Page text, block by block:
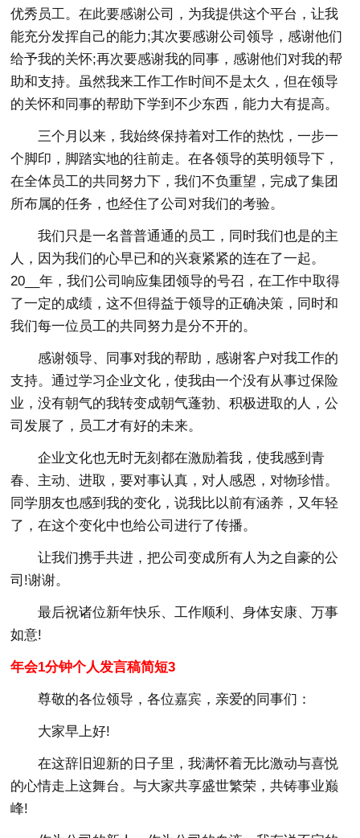
优秀员工。在此要感谢公司，为我提供这个平台，让我
能充分发挥自己的能力;其次要感谢公司领导，感谢他们
给予我的关怀;再次要感谢我的同事，感谢他们对我的帮
助和支持。虽然我来工作工作时间不是太久，但在领导
的关怀和同事的帮助下学到不少东西，能力大有提高。
三个月以来，我始终保持着对工作的热忱，一步一
个脚印，脚踏实地的往前走。在各领导的英明领导下，
在全体员工的共同努力下，我们不负重望，完成了集团
所布属的任务，也经住了公司对我们的考验。
我们只是一名普普通通的员工，同时我们也是的主
人，因为我们的心早已和的兴衰紧紧的连在了一起。
20__年，我们公司响应集团领导的号召，在工作中取得
了一定的成绩，这不但得益于领导的正确决策，同时和
我们每一位员工的共同努力是分不开的。
感谢领导、同事对我的帮助，感谢客户对我工作的
支持。通过学习企业文化，使我由一个没有从事过保险
业，没有朝气的我转变成朝气蓬勃、积极进取的人，公
司发展了，员工才有好的未来。
企业文化也无时无刻都在激励着我，使我感到青
春、主动、进取，要对事认真，对人感恩，对物珍惜。
同学朋友也感到我的变化，说我比以前有涵养，又年轻
了，在这个变化中也给公司进行了传播。
让我们携手共进，把公司变成所有人为之自豪的公
司!谢谢。
最后祝诸位新年快乐、工作顺利、身体安康、万事
如意!
年会1分钟个人发言稿简短3
尊敬的各位领导，各位嘉宾，亲爱的同事们：
大家早上好!
在这辞旧迎新的日子里，我满怀着无比激动与喜悦
的心情走上这舞台。与大家共享盛世繁荣，共铸事业巅
峰!